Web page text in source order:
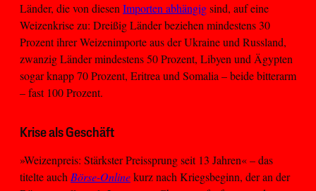
Länder, die von diesenImporten abhängigsind, auf eine
Weizenkrise zu: Dreißig Länder beziehen mindestens 30
Prozent ihrer Weizenimporte aus der Ukraine und Russland,
zwanzig Länder mindestens 50 Prozent, Libyen und Ägypten
sogar knapp 70 Prozent, Eritrea und Somalia – beide bitterarm
– fast 100 Prozent.
Krise als Geschäft
»Weizenpreis: Stärkster Preissprung seit 13 Jahren« – das
titelte auchBörse-Onlinekurz nach Kriegsbeginn, der an der